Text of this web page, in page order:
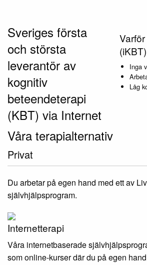
Sveriges första
och största
leverantör av
kognitiv
beteendeterapi
(KBT) via Internet
Inga
Låg
Våra terapialternativ
Privat
Du arbetar på egen hand med ett av
självhjälpsprogram.
Internetterapi
Våra internetbaserade
som online-kurser där du på egen